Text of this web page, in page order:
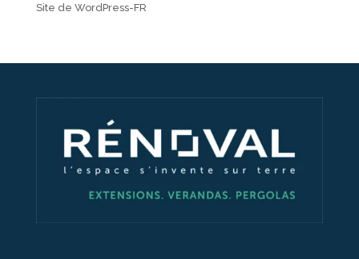
Site de WordPress-FR